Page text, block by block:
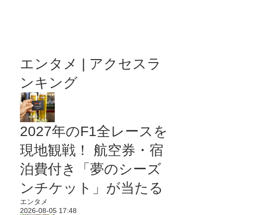
エンタメ | アクセスラ
ンキング
2027年のF1全レースを
現地観戦！ 航空券・宿
泊費付き「夢のシーズ
ンチケット」が当たる
エンタメ
2026-08-05 17:48